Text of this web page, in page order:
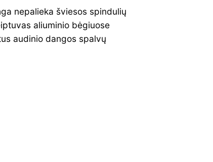
nepalieka šviesos spindulių
aliuminio bėgiuose
audinio dangos spalvų